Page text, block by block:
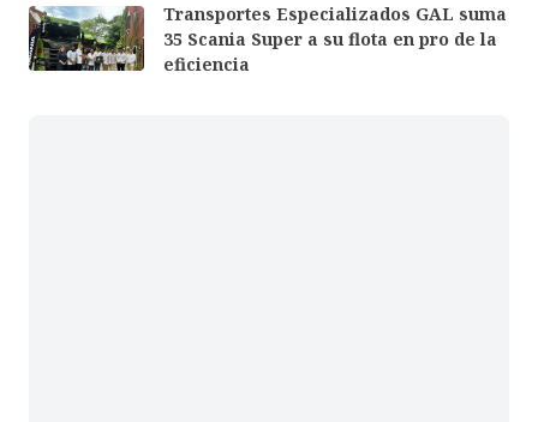
Transportes Especializados GAL suma
35 Scania Super a su flota en pro de la
eficiencia